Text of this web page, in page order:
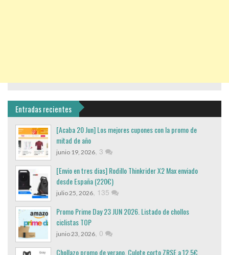
Entradas recientes
[Acaba 20 Jun] Los mejores cupones con la promo de
mitad de año
junio 19, 2026, 3
[Envio en tres dias] Rodillo Thinkrider X2 Max enviado
desde España (220€)
julio 25, 2026, 135
Promo Prime Day 23 JUN 2026. Listado de chollos
ciclistas TOP
junio 23, 2026, 0
Chollazo promo de verano, Culote corto ZRSE a 12,5€